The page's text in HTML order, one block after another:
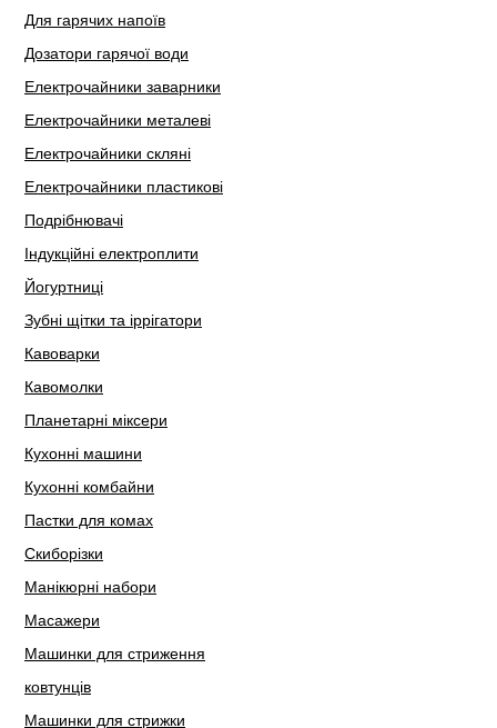
Для гарячих напоїв
Дозатори гарячої води
Електрочайники заварники
Електрочайники металеві
Електрочайники скляні
Електрочайники пластикові
Подрібнювачі
Індукційні електроплити
Йогуртниці
Зубні щітки та іррігатори
Кавоварки
Кавомолки
Планетарні міксери
Кухонні машини
Кухонні комбайни
Пастки для комах
Скиборізки
Манікюрні набори
Масажери
Машинки для стриження
ковтунців
Машинки для стрижки